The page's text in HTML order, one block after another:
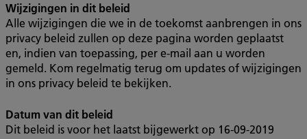
Wijzigingen in dit beleid
Alle wijzigingen die we in de toekomst aanbrengen in ons
privacy beleid zullen op deze pagina worden geplaatst
en, indien van toepassing, per e-mail aan u worden
gemeld. Kom regelmatig terug om updates of wijzigingen
in ons privacy beleid te bekijken.
Datum van dit beleid
Dit beleid is voor het laatst bijgewerkt op 16-09-2019